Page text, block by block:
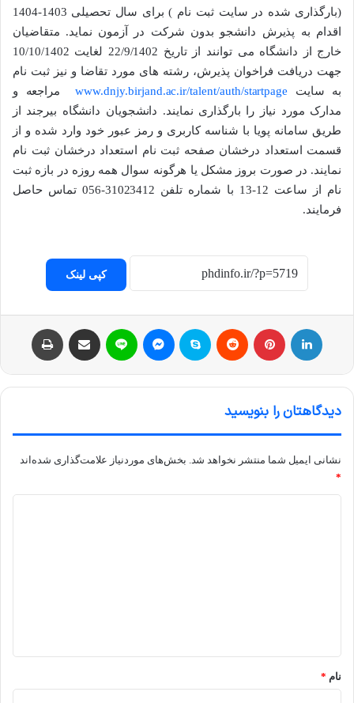
(بارگذاری شده در سایت ثبت نام ) برای سال تحصیلی 1403-1404
اقدام به پذیرش دانشجو بدون شرکت در آزمون نماید. متقاضیان
خارج از دانشگاه می توانند از تاریخ 22/9/1402 لغایت 10/10/1402
جهت دریافت فراخوان پذیرش، رشته های مورد تقاضا و نیز ثبت نام
به سایت www.dnjy.birjand.ac.ir/talent/auth/startpageمراجعه و
مدارک مورد نیاز را بارگذاری نمایند. دانشجویان دانشگاه بیرجند از
طریق سامانه پویا با شناسه کاربری و رمز عبور خود وارد شده و از
قسمت استعداد درخشان صفحه ثبت نام استعداد درخشان ثبت نام
نمایند. در صورت بروز مشکل یا هرگونه سوال همه روزه در بازه ثبت
نام از ساعت 12-13 با شماره تلفن 31023412-056 تماس حاصل
فرمایند.
کپی لینک
دیدگاهتان را بنویسید
نشانی ایمیل شما منتشر نخواهد شد. بخش‌های موردنیاز علامت‌گذاری شده‌اند
*
نام *